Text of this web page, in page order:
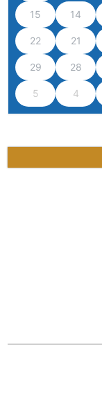
14
15
21
22
28
29
4
5